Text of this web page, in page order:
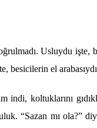
Usluydu
besicilerin el arabasıyd
indi, koltuklarını
“Sazan mıola?”